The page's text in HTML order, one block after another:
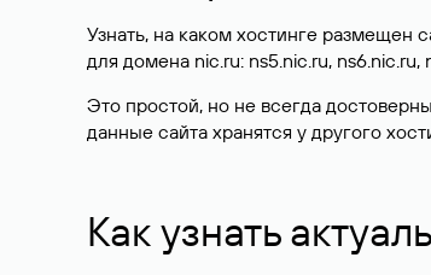
Узнать, на каком хостинге
для домена nic.ru: ns5.nic.ru, ns6.nic.ru,
Это простой, но не всегда
данные сайта хранятся у другого
Как узнать